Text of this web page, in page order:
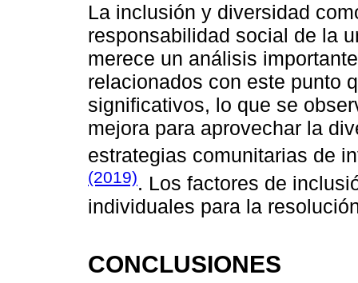
La inclusión y diversidad
responsabilidad social de la
merece un análisis
relacionados con este punto
significativos, lo que se
mejora para aprovechar la
estrategias comunitarias de
(2019). Los factores de
individuales para la
CONCLUSIONES